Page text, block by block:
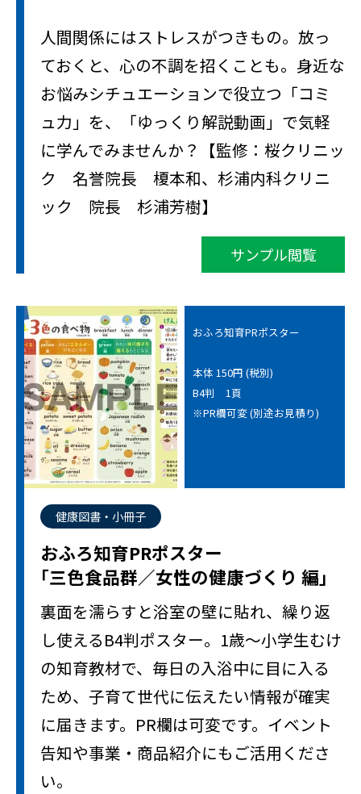
人間関係にはストレスがつきもの。放っ
ておくと、心の不調を招くことも。身近な
お悩みシチュエーションで役立つ「コミ
ュ力」を、「ゆっくり解説動画」で気軽
に学んでみませんか？【監修：桜クリニッ
ク 名誉院長 榎本和、杉浦内科クリニ
ック 院長 杉浦芳樹】
サンプル閲覧
おふろ知育PRポスター
本体 150円 (税別)
B4判 1頁
※PR欄可変 (別途お見積り)
健康図書・小冊子
おふろ知育PRポスター
｢三色食品群／女性の健康づくり 編｣
裏面を濡らすと浴室の壁に貼れ、繰り返
し使えるB4判ポスター。1歳～小学生むけ
の知育教材で、毎日の入浴中に目に入る
ため、子育て世代に伝えたい情報が確実
に届きます。PR欄は可変です。イベント
告知や事業・商品紹介にもご活用くださ
い。